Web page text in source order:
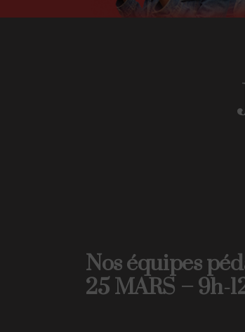
Nos équipes
25 MARS – 9h-